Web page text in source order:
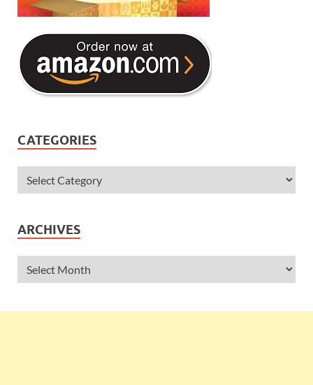
CATEGORIES
ARCHIVES